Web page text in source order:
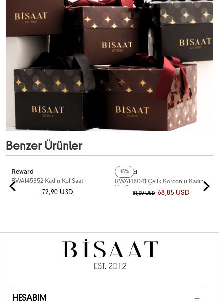
Benzer Ürünler
Reward
RWA145352 Kadın Kol Saati
72,90 USD
15%
Reward
RWA148041 Çelik Kordonlu Kadın
Kol Saati
81,00 USD 68,85 USD
HESABIM